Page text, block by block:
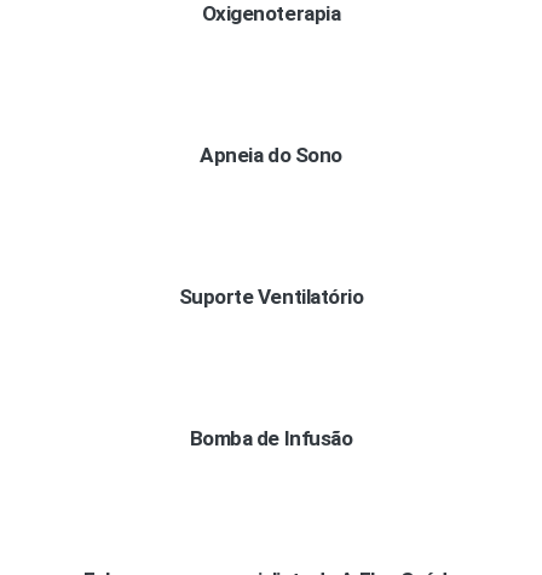
Oxigenoterapia
Apneia do Sono
Suporte Ventilatório
Bomba de Infusão